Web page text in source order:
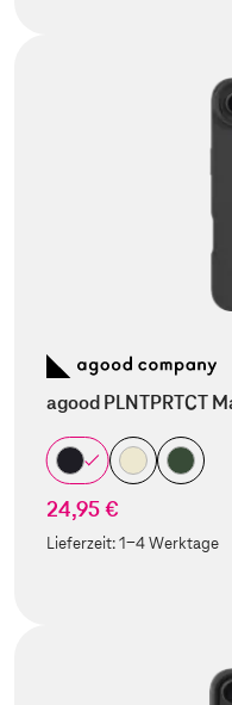
agood PLNTPRTCT
24,95 €
Lieferzeit:1-4 Werktage